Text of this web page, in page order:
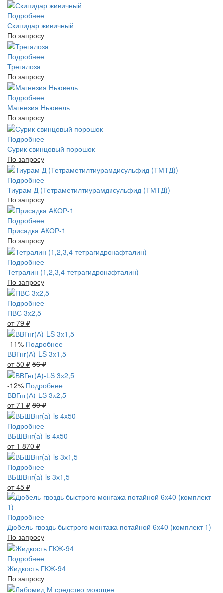
Подробнее
Скипидар живичный
По запросу
Подробнее
Трегалоза
По запросу
Подробнее
Магнезия Ньювель
По запросу
Подробнее
Сурик свинцовый порошок
По запросу
Подробнее
Тиурам Д (Тетраметилтиурамдисульфид (ТМТД))
По запросу
Подробнее
Присадка АКОР-1
По запросу
Подробнее
Тетралин (1,2,3,4-тетрагидронафталин)
По запросу
Подробнее
ПВС 3х2,5
от 79 ₽
-11% Подробнее
ВВГнг(А)-LS 3х1,5
от 50 ₽ 56₽
-12% Подробнее
ВВГнг(А)-LS 3х2,5
от 71 ₽ 80₽
Подробнее
ВБШВнг(а)-ls 4x50
от 1 870 ₽
Подробнее
ВБШВнг(а)-ls 3х1,5
от 45 ₽
Подробнее
Дюбель-гвоздь быстрого монтажа потайной 6х40 (комплект 1)
По запросу
Подробнее
Жидкость ГКЖ-94
По запросу